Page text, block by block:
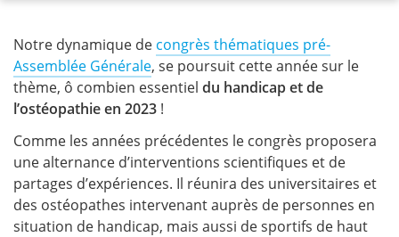
Notre dynamique de congrès thématiques pré-
Assemblée Générale, se poursuit cette année sur le
thème, ô combien essentiel du handicap et de
l’ostéopathie en 2023 !
Comme les années précédentes le congrès proposera
une alternance d’interventions scientifiques et de
partages d’expériences. Il réunira des universitaires et
des ostéopathes intervenant auprès de personnes en
situation de handicap, mais aussi de sportifs de haut